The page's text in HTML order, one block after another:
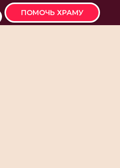
ПОМОЧЬ ХРАМУ